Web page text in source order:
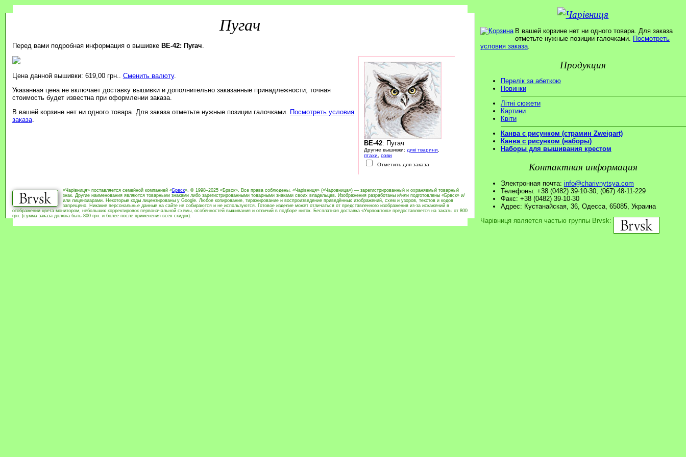
Пугач
Перед вами подробная информация о вышивке BE-42: Пугач
BE-42: Пугач
Другие вышивки: дикі тварини
птахи
сови
Отметить для заказа
Цена данной вышивки: 619,00 грн.. Сменить валюту.
Указанная цена не включает доставку вышивки и дополнительно заказанные принадлежности; точная
стоимость будет известна при оформлении заказа.
В вашей корзине нет ни одного товара. Для заказа отметьте нужные позиции галочками.
Посмотреть условия
заказа.
«Чарівниця» поставляется семейной компанией «Брвск». © 1998–2025 «Брвск». Все права соблюдены. «Чарівниця» («Чаровница») — зарегистрированный и охраняемый товарный
знак. Другие наименования являются товарными знаками либо зарегистрированными товарными знаками своих владельцев. Изображения разработаны и/или подготовлены «Брвск» и/
или лицензиарами. Некоторые коды лицензированы у Google. Любое копирование, тиражирование и воспроизведение приведённых изображений, схем и узоров, текстов и кодов
запрещено. Никакие персональные данные на сайте не собираются и не используются. Готовое изделие может отличаться от представленного изображения из-за искажений в
отображении цвета монитором, небольших корректировок первоначальной схемы, особенностей вышивания и отличий в подборе ниток. Бесплатная доставка «Укрпоштою» предоставляется на заказы от 800
грн. (сумма заказа должна быть 800 грн. и более после применения всех скидок).
В вашей корзине нет ни одного товара. Для заказа
отметьте нужные позиции галочками. Посмотреть
условия заказа.
Продукция
Перелік за абеткою
Новинки
Літні сюжети
Картини
Квіти
Канва с рисунком (страмин Zweigart)
Канва с рисунком (наборы)
Наборы для вышивания крестом
Контактная информация
Электронная почта: info@charivnytsya.com
Телефоны: +38 (0482) 39·10·30, (067) 48·11·229
Факс: +38 (0482) 39·10·30
Адрес: Кустанайская, 36, Одесса, 65085, Украина
Чарівниця является частью группы Brvsk: